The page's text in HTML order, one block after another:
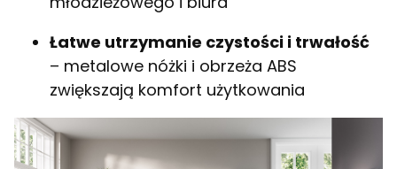
Łatwe utrzymanie czystości i trwałość
– metalowe nóżki i obrzeża ABS
zwiększają komfort użytkowania